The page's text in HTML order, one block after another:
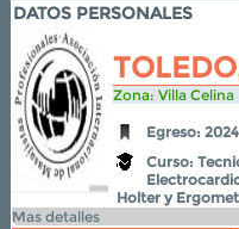
DATOS PERSONALES
Zona: Villa Celina
Egreso:
Curso:
Holter y
Mas detalles